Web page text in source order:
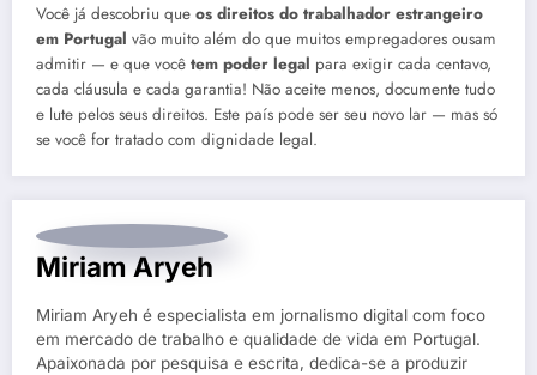
Você já descobriu que os direitos do trabalhador estrangeiro
em Portugal vão muito além do que muitos empregadores ousam
admitir — e que você tem poder legal para exigir cada centavo,
cada cláusula e cada garantia! Não aceite menos, documente tudo
e lute pelos seus direitos. Este país pode ser seu novo lar — mas só
se você for tratado com dignidade legal.
Miriam Aryeh
Miriam Aryeh é especialista em jornalismo digital com foco
em mercado de trabalho e qualidade de vida em Portugal.
Apaixonada por pesquisa e escrita, dedica-se a produzir